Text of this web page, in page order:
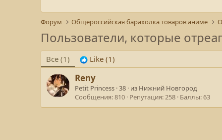
Форум Общероссийская барахолка товаров аниме
Пользователи, которые
Все (1) Like (1)
Reny
Petit Princess ·38 · из Нижний Новгород
Сообщения 810 Репутация 258 Баллы 63